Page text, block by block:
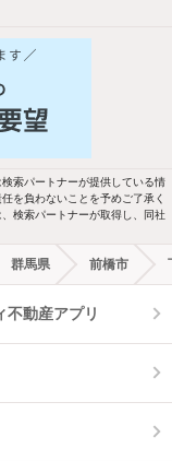
以上
洗面台
市ガス
トロック
索パートナーが提供している情
を負わないことを予めご了承く
検索パートナーが取得し、同社
群馬県 前橋市
不動産アプリ